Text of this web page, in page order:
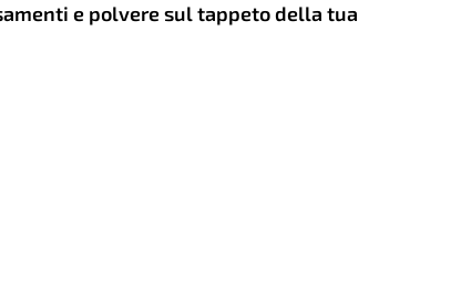
e polvere sul tappeto della tua